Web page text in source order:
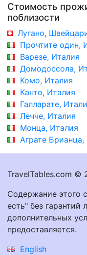
Стоимость
поблизости
Лугано,
Прочтите один,
Варезе, Италия
Домодоссола,
Комо, Италия
Канто, Италия
Галларате,
Лечче, Италия
Монца, Италия
Аграте Брианца,
TravelTables.com ©
Содержание этого
есть" без гарантий
дополнительных
предоставляется.
English